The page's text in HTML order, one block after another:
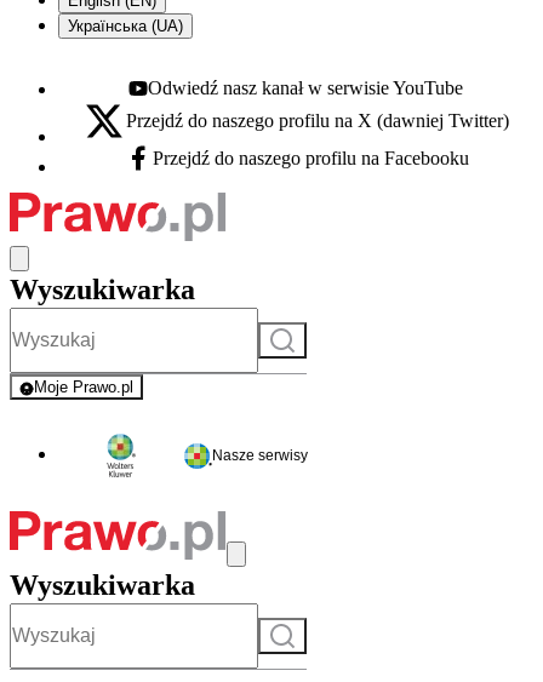
Українська (UA)
Youtube - otwiera się w nowej karcie
Odwiedź nasz kanał w serwisie YouTube
X - otwiera się w nowej karcie
Przejdź do naszego profilu na X (dawniej Twitter)
Facebook - otwiera się w nowej karcie
Przejdź do naszego profilu na Facebooku
Wyszukiwarka
Szukaj
Moje Prawo.pl
- rejestracja i logowanie do serwisu
Nasze serwisy
Wyszukiwarka
Szukaj